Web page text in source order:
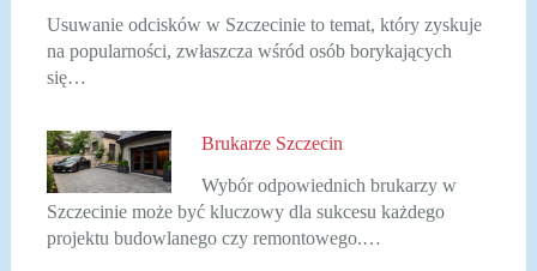
Usuwanie odcisków w Szczecinie to temat, który zyskuje
na popularności, zwłaszcza wśród osób borykających
się…
Brukarze Szczecin
Wybór odpowiednich brukarzy w
Szczecinie może być kluczowy dla sukcesu każdego
projektu budowlanego czy remontowego.…